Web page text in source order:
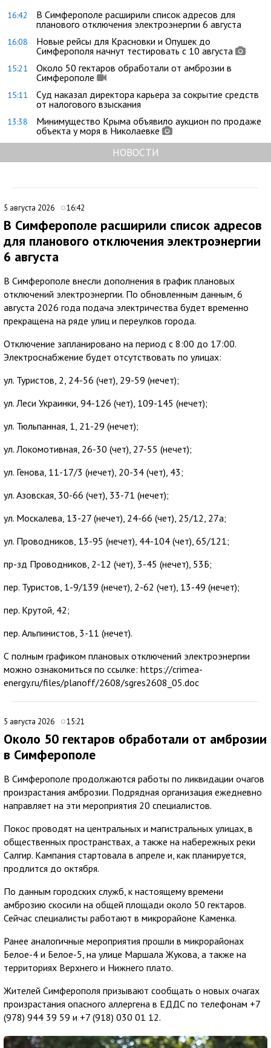
16:42
В Симферополе расширили список адресов для
планового отключения электроэнергии 6 августа
16:08
Новые рейсы для Красновки и Опушек до
Симферополя начнут тестировать с 10 августа
15:21
Около 50 гектаров обработали от амброзии в
Симферополе
15:11
Суд наказал директора карьера за сокрытие средств
от налогового взыскания
13:38
Минимущество Крыма объявило аукцион по продаже
объекта у моря в Николаевке
НОВОСТИ
5 августа 2026 16:42
В Симферополе расширили список адресов
для планового отключения электроэнергии
6 августа
В Симферополе внесли дополнения в график плановых
отключений электроэнергии. По обновленным данным, 6
августа 2026 года подача электричества будет временно
прекращена на ряде улиц и переулков города.
Отключение запланировано на период с 8:00 до 17:00.
Электроснабжение будет отсутствовать по улицах:
ул. Туристов, 2, 24-56 (чет), 29-59 (нечет);
ул. Леси Украинки, 94-126 (чет), 109-145 (нечет);
ул. Тюльпанная, 1, 21-29 (нечет);
ул. Локомотивная, 26-30 (чет), 27-55 (нечет);
ул. Генова, 11-17/3 (нечет), 20-34 (чет), 43;
ул. Азовская, 30-66 (чет), 33-71 (нечет);
ул. Москалева, 13-27 (нечет), 24-66 (чет), 25/12, 27а;
ул. Проводников, 13-95 (нечет), 44-104 (чет), 65/121;
пр-зд Проводников, 2-12 (чет), 3-45 (нечет), 53Б;
пер. Туристов, 1-9/139 (нечет), 2-62 (чет), 13-49 (нечет);
пер. Крутой, 42;
пер. Альпинистов, 3-11 (нечет).
С полным графиком плановых отключений электроэнергии
можно ознакомиться по ссылке: https://crimea-
energy.ru/files/planoff/2608/sgres2608_05.doc
5 августа 2026 15:21
Около 50 гектаров обработали от амброзии
в Симферополе
В Симферополе продолжаются работы по ликвидации очагов
произрастания амброзии. Подрядная организация ежедневно
направляет на эти мероприятия 20 специалистов.
Покос проводят на центральных и магистральных улицах, в
общественных пространствах, а также на набережных реки
Салгир. Кампания стартовала в апреле и, как планируется,
продлится до октября.
По данным городских служб, к настоящему времени
амброзию скосили на общей площади около 50 гектаров.
Сейчас специалисты работают в микрорайоне Каменка.
Ранее аналогичные мероприятия прошли в микрорайонах
Белое-4 и Белое-5, на улице Маршала Жукова, а также на
территориях Верхнего и Нижнего плато.
Жителей Симферополя призывают сообщать о новых очагах
произрастания опасного аллергена в ЕДДС по телефонам +7
(978) 944 39 59 и +7 (918) 030 01 12.